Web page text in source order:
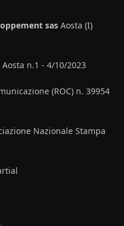
sas Aosta (I)
n.1 - 4/10/2023
(ROC) n. 39954
Nazionale Stampa